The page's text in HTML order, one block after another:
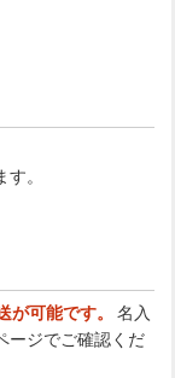
。
可能です。
名入
ージでご確認くだ